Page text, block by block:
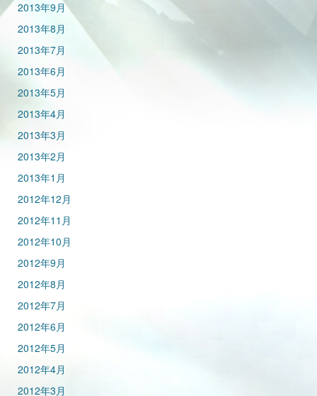
2013年9月
2013年8月
2013年7月
2013年6月
2013年5月
2013年4月
2013年3月
2013年2月
2013年1月
2012年12月
2012年11月
2012年10月
2012年9月
2012年8月
2012年7月
2012年6月
2012年5月
2012年4月
2012年3月